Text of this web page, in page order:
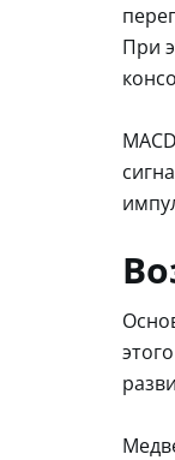
При